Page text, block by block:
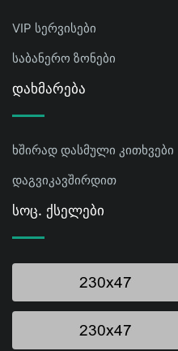
VIP სერვისები
საბანერო ზონები
Დახმარება
ხშირად დასმული კითხვები
დაგვიკავშირდით
Სოც. Ქსელები